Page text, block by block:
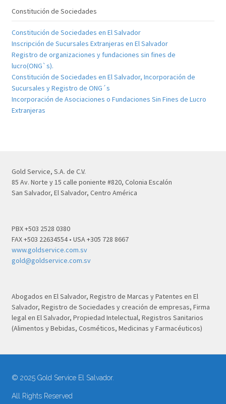
Constitución de Sociedades
Constitución de Sociedades en El Salvador
Inscripción de Sucursales Extranjeras en El Salvador
Registro de organizaciones y fundaciones sin fines de
lucro(ONG`s).
Constitución de Sociedades en El Salvador, Incorporación de
Sucursales y Registro de ONG´s
Incorporación de Asociaciones o Fundaciones Sin Fines de Lucro
Extranjeras
Gold Service, S.A. de C.V.
85 Av. Norte y 15 calle poniente #820, Colonia Escalón
San Salvador, El Salvador, Centro América
PBX +503 2528 0380
FAX +503 22634554 • USA +305 728 8667
www.goldservice.com.sv
gold@goldservice.com.sv
Abogados en El Salvador, Registro de Marcas y Patentes en El
Salvador, Registro de Sociedades y creación de empresas, Firma
legal en El Salvador, Propiedad Intelectual, Registros Sanitarios
(Alimentos y Bebidas, Cosméticos, Medicinas y Farmacéuticos)
© 2025 Gold Service El Salvador.
All Rights Reserved